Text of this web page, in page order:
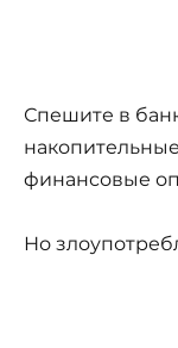
Спешите в
финансовые
Но